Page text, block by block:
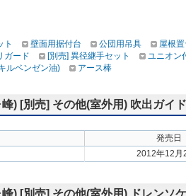
ト 壁面用据付台 公団用吊具
屋根
ガード [別売] 異径継手セット
ユニオン
ルベンゼン油)
アース棒
) [別売] その他(室外用) 吹出ガイド
発売日
2012年12月